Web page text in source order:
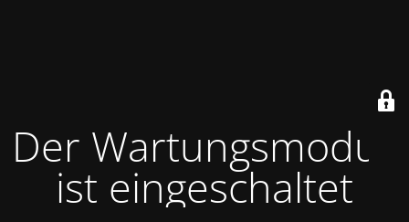
Der Wartungsmodus
ist eingeschaltet